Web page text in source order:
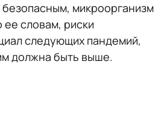
микроорганизм
словам, риски
следующих пандемий,
должна быть выше.